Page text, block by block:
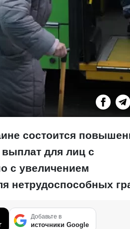
состоится
для лиц с
с увеличением
нетрудоспособных
Добавьте в
источники Google